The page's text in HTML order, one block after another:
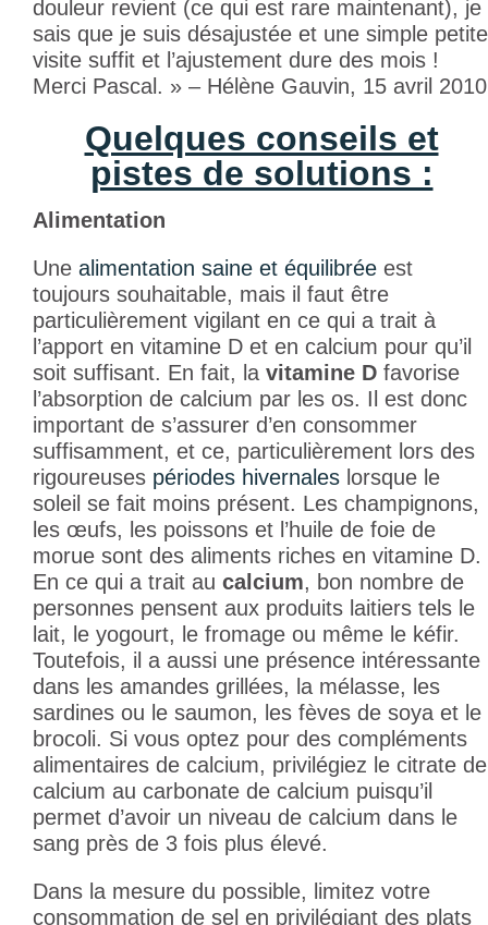
douleur revient (ce qui est rare maintenant), je
sais que je suis désajustée et une simple petite
visite suffit et l’ajustement dure des mois !
Merci Pascal. » – Hélène Gauvin, 15 avril 2010
Quelques conseils et
pistes de solutions :
Alimentation
Une alimentation saine et équilibrée est
toujours souhaitable, mais il faut être
particulièrement vigilant en ce qui a trait à
l’apport en vitamine D et en calcium pour qu’il
soit suffisant. En fait, la vitamine D favorise
l’absorption de calcium par les os. Il est donc
important de s’assurer d’en consommer
suffisamment, et ce, particulièrement lors des
rigoureuses périodes hivernales lorsque le
soleil se fait moins présent. Les champignons,
les œufs, les poissons et l’huile de foie de
morue sont des aliments riches en vitamine D.
En ce qui a trait au calcium, bon nombre de
personnes pensent aux produits laitiers tels le
lait, le yogourt, le fromage ou même le kéfir.
Toutefois, il a aussi une présence intéressante
dans les amandes grillées, la mélasse, les
sardines ou le saumon, les fèves de soya et le
brocoli. Si vous optez pour des compléments
alimentaires de calcium, privilégiez le citrate de
calcium au carbonate de calcium puisqu’il
permet d’avoir un niveau de calcium dans le
sang près de 3 fois plus élevé.
Dans la mesure du possible, limitez votre
consommation de sel en privilégiant des plats